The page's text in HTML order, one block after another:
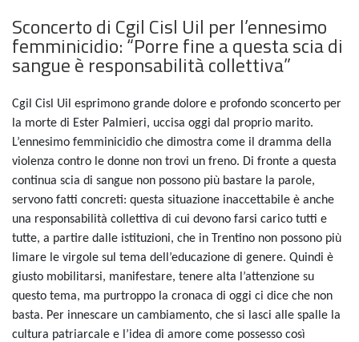
Sconcerto di Cgil Cisl Uil per l’ennesimo
femminicidio: “Porre fine a questa scia di
sangue è responsabilità collettiva”
Cgil Cisl Uil esprimono grande dolore e profondo sconcerto per
la morte di Ester Palmieri, uccisa oggi dal proprio marito.
L’ennesimo femminicidio che dimostra come il dramma della
violenza contro le donne non trovi un freno. Di fronte a questa
continua scia di sangue non possono più bastare la parole,
servono fatti concreti: questa situazione inaccettabile è anche
una responsabilità collettiva di cui devono farsi carico tutti e
tutte, a partire dalle istituzioni, che in Trentino non possono più
limare le virgole sul tema dell’educazione di genere. Quindi è
giusto mobilitarsi, manifestare, tenere alta l’attenzione su
questo tema, ma purtroppo la cronaca di oggi ci dice che non
basta. Per innescare un cambiamento, che si lasci alle spalle la
cultura patriarcale e l’idea di amore come possesso così